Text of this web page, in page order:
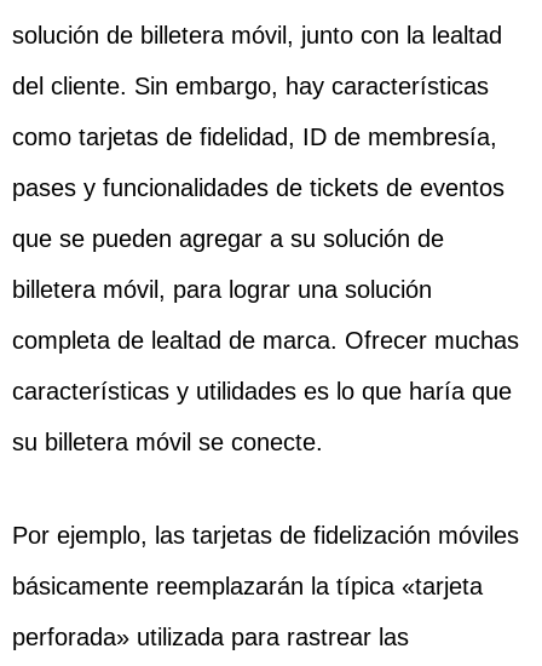
solución de billetera móvil, junto con la lealtad
del cliente. Sin embargo, hay características
como tarjetas de fidelidad, ID de membresía,
pases y funcionalidades de tickets de eventos
que se pueden agregar a su solución de
billetera móvil, para lograr una solución
completa de lealtad de marca. Ofrecer muchas
características y utilidades es lo que haría que
su billetera móvil se conecte.
Por ejemplo, las tarjetas de fidelización móviles
básicamente reemplazarán la típica «tarjeta
perforada» utilizada para rastrear las